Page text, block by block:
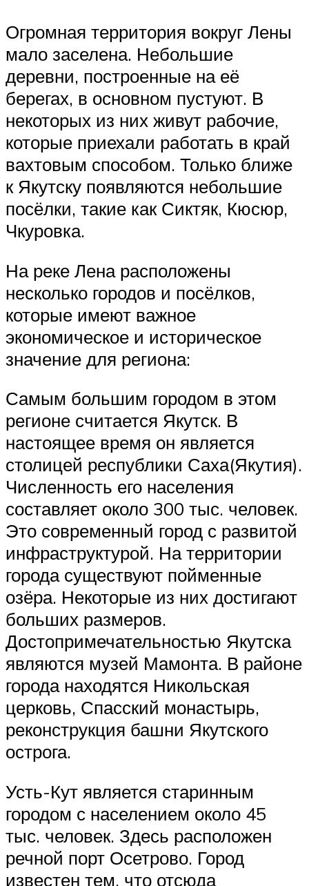
Огромная территория вокруг Лены
мало заселена. Небольшие
деревни, построенные на её
берегах, в основном пустуют. В
некоторых из них живут рабочие,
которые приехали работать в край
вахтовым способом. Только ближе
к Якутску появляются небольшие
посёлки, такие как Сиктяк, Кюсюр,
Чкуровка.
На реке Лена расположены
несколько городов и посёлков,
которые имеют важное
экономическое и историческое
значение для региона:
Самым большим городом в этом
регионе считается Якутск. В
настоящее время он является
столицей республики Саха(Якутия).
Численность его населения
составляет около 300 тыс. человек.
Это современный город с развитой
инфраструктурой. На территории
города существуют пойменные
озёра. Некоторые из них достигают
больших размеров.
Достопримечательностью Якутска
являются музей Мамонта. В районе
города находятся Никольская
церковь, Спасский монастырь,
реконструкция башни Якутского
острога.
Усть-Кут является старинным
городом с населением около 45
тыс. человек. Здесь расположен
речной порт Осетрово. Город
известен тем, что отсюда